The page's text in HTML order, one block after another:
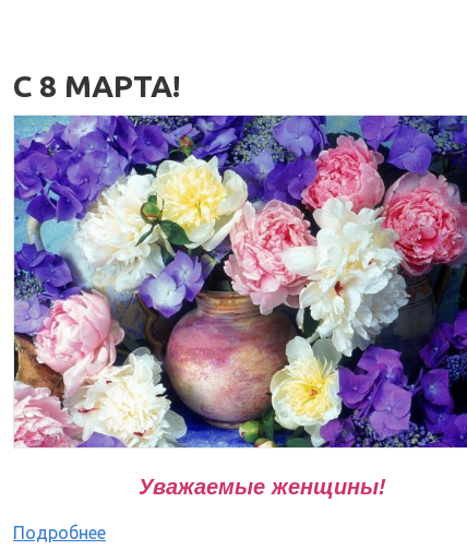
С 8 МАРТА!
Уважаемые женщины!
Подробнее